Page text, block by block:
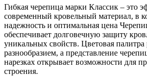
Гибкая черепица марки Классик – это
современный кровельный материал, в
надежность и оптимальная цена
обеспечивает долговечную защиту
уникальных свойств. Цветовая палитра
разнообразием, а представление
нарезках открывает возможности для
строения.